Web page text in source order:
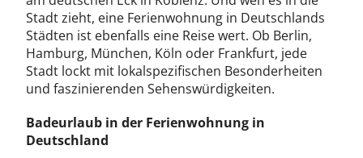
Stadt zieht, eine Ferienwohnung in Deutschlands
Städten ist ebenfalls eine Reise wert. Ob Berlin,
Hamburg, München, Köln oder Frankfurt, jede
Stadt lockt mit lokalspezifischen Besonderheiten
und faszinierenden Sehenswürdigkeiten.
Badeurlaub in der Ferienwohnung in
Deutschland